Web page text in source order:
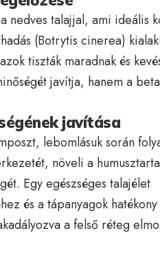
nedves talajjal, ami ideális
(Botrytis cinerea)
tiszták maradnak és
javítja, hanem a
javítása
lebomlásuk során
növeli a
Egy egészséges talajélet
és a tápanyagok
a felső réteg